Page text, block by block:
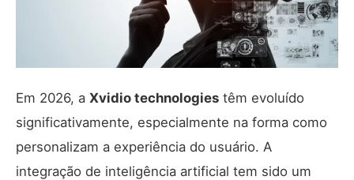
Em 2026, a Xvidio technologies têm evoluído
significativamente, especialmente na forma como
personalizam a experiência do usuário. A
integração de inteligência artificial tem sido um